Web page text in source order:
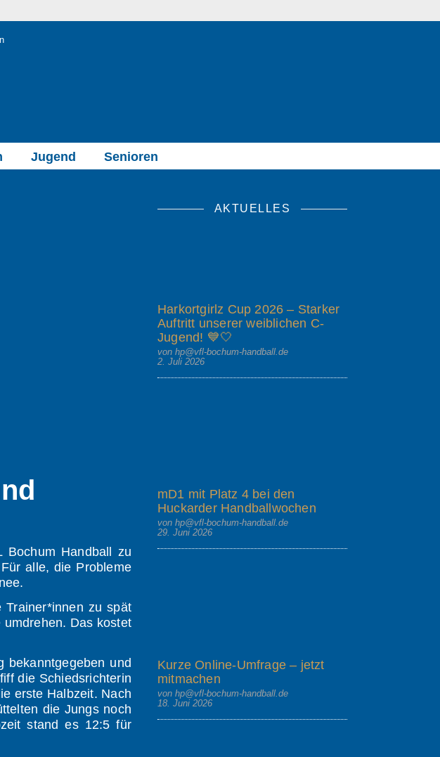
Jugend Senioren
Bochum Handball zu
alle, die Probleme
Trainer*innen zu spät
Das kostet
bekanntgegeben und
die Schiedsrichterin
erste Halbzeit. Nach
die Jungs noch
stand es 12:5 für
AKTUELLES
Harkortgirlz Cup 2026 – Starker
Auftritt unserer weiblichen C-
Jugend! 💙🤍
von hp@vfl-bochum-handball.de
2. Juli 2026
mD1 mit Platz 4 bei den
Huckarder Handballwochen
von hp@vfl-bochum-handball.de
29. Juni 2026
Kurze Online-Umfrage – jetzt
mitmachen
von hp@vfl-bochum-handball.de
18. Juni 2026